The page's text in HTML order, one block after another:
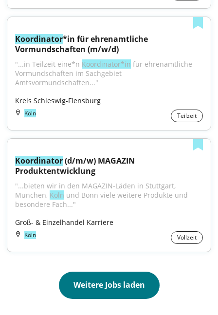
Koordinator*in für ehrenamtliche
Vormundschaften (m/w/d)
"...in Teilzeit eine*n Koordinator*in für ehrenamtliche
Vormundschaften im Sachgebiet
Amtsvormundschaften..."
Kreis Schleswig-Flensburg
Köln Teilzeit
Koordinator (d/m/w) MAGAZIN
Produktentwicklung
"...bieten wir in den MAGAZIN-Läden in Stuttgart,
München, Köln und Bonn viele weitere Produkte und
besondere Fach..."
Groß- & Einzelhandel Karriere
Köln Vollzeit
Weitere Jobs laden